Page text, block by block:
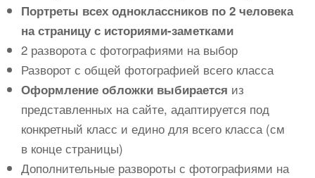
Портреты всех одноклассников по 2 человека
на страницу с историями-заметками
2 разворота с фотографиями на выбор
Разворот с общей фотографией всего класса
Оформление обложки выбирается из
представленных на сайте, адаптируется под
конкретный класс и едино для всего класса (см
в конце страницы)
Дополнительные развороты с фотографиями на